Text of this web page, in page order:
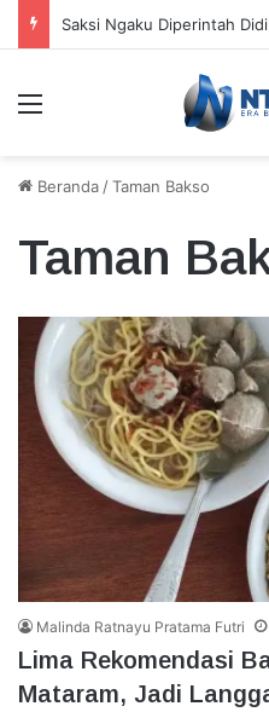
Menu
Beranda /Taman Bakso
Taman
Malinda Ratnayu Pratama Futri
​Lima Rekomendasi
Mataram, Jadi